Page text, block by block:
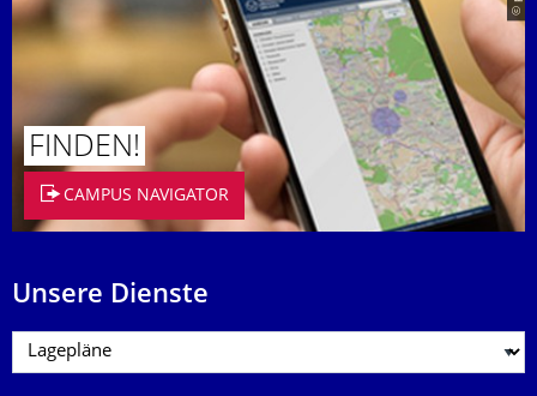
FINDEN!
CAMPUS NAVIGATOR
Unsere Dienste